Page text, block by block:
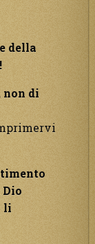
della
non di
li